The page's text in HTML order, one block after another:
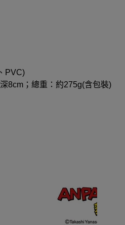
PVC)
8cm；總重：約275g(含包裝)